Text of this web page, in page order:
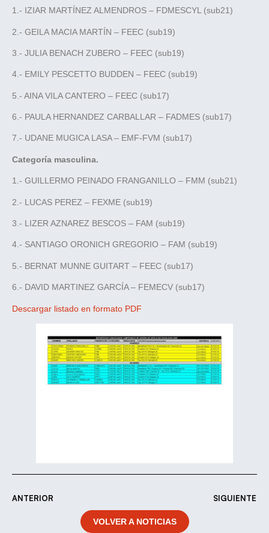
1.- IZIAR MARTÍNEZ ALMENDROS – FDMESCYL (sub21)
2.- GEILA MACIA MARTÍN – FEEC (sub19)
3.- JULIA BENACH ZUBERO – FEEC (sub19)
4.- EMILY PESCETTO BUDDEN – FEEC (sub19)
5.- AINA VILA CANTERO – FEEC (sub17)
6.- PAULA HERNANDEZ CARBALLAR – FADMES (sub17)
7.- UDANE MUGICA LASA – EMF-FVM (sub17)
Categoría masculina.
1.- GUILLERMO PEINADO FRANGANILLO – FMM (sub21)
2.- LUCAS PEREZ – FEXME (sub19)
3.- LIZER AZNAREZ BESCOS – FAM (sub19)
4.- SANTIAGO ORONICH GREGORIO – FAM (sub19)
5.- BERNAT MUNNE GUITART – FEEC (sub17)
6.- DAVID MARTINEZ GARCÍA – FEMECV (sub17)
Descargar listado en formato PDF
ANTERIOR SIGUIENTE
VOLVER A NOTICIAS